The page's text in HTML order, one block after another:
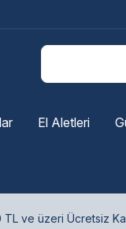
El Aletleri
TL ve üzeri Ücretsiz